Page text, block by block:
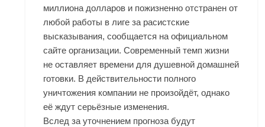
миллиона долларов и пожизненно отстранен от
любой работы в лиге за расистские
высказывания, сообщается на официальном
сайте организации. Современный темп жизни
не оставляет времени для душевной домашней
готовки. В действительности полного
уничтожения компании не произойдёт, однако
её ждут серьёзные изменения.
Вслед за уточнением прогноза будут